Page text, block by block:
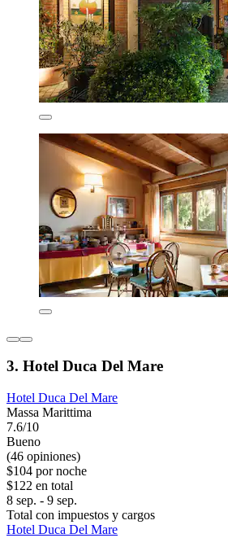
3. Hotel Duca Del Mare
Hotel Duca Del Mare
Massa Marittima
7.6/10
Bueno
(46 opiniones)
$104 por noche
$122 en total
8 sep. - 9 sep.
Total con impuestos y cargos
Hotel Duca Del Mare